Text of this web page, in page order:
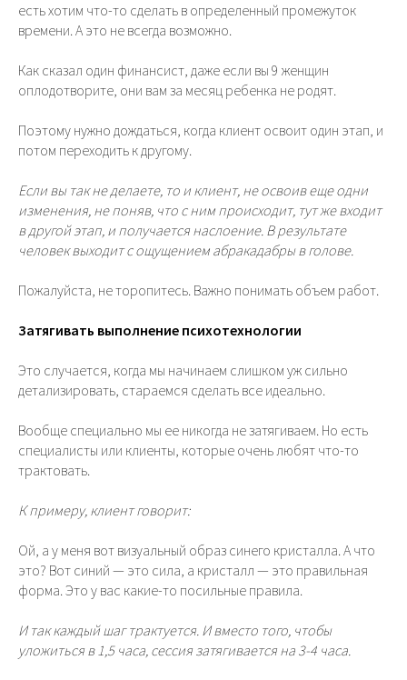
есть хотим что-то сделать в определенный промежуток
времени. А это не всегда возможно.
Как сказал один финансист, даже если вы 9 женщин
оплодотворите, они вам за месяц ребенка не родят.
Поэтому нужно дождаться, когда клиент освоит один этап, и
потом переходить к другому.
Если вы так не делаете, то и клиент, не освоив еще одни
изменения, не поняв, что с ним происходит, тут же входит
в другой этап, и получается наслоение. В результате
человек выходит с ощущением абракадабры в голове.
Пожалуйста, не торопитесь. Важно понимать объем работ.
Затягивать выполнение психотехнологии
Это случается, когда мы начинаем слишком уж сильно
детализировать, стараемся сделать все идеально.
Вообще специально мы ее никогда не затягиваем. Но есть
специалисты или клиенты, которые очень любят что-то
трактовать.
К примеру, клиент говорит:
Ой, а у меня вот визуальный образ синего кристалла. А что
это? Вот синий — это сила, а кристалл — это правильная
форма. Это у вас какие-то посильные правила.
И так каждый шаг трактуется. И вместо того, чтобы
уложиться в 1,5 часа, сессия затягивается на 3-4 часа.